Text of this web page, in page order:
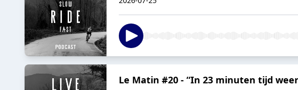
Le Matin #20 - “In 23 minuten tijd